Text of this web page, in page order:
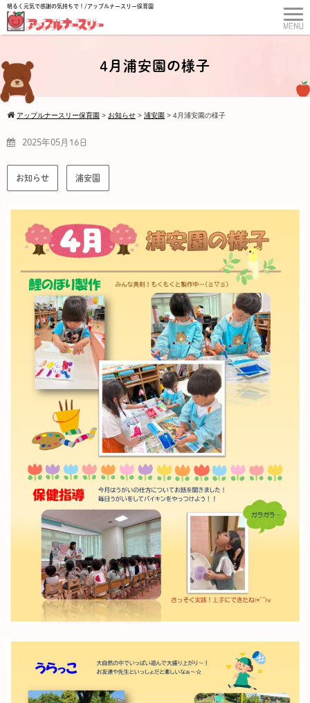
明るく元気で感謝の気持ちで！/アップルナースリー保育園
4月浦安園の様子
アップルナースリー保育園 > お知らせ > 浦安園 > 4月浦安園の様子
2025年05月16日
お知らせ 浦安園